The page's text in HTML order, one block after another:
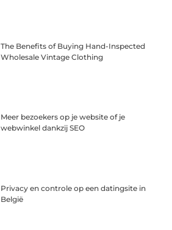
The Benefits of Buying Hand-Inspected
Wholesale Vintage Clothing
Meer bezoekers op je website of je
webwinkel dankzij SEO
Privacy en controle op een datingsite in
België